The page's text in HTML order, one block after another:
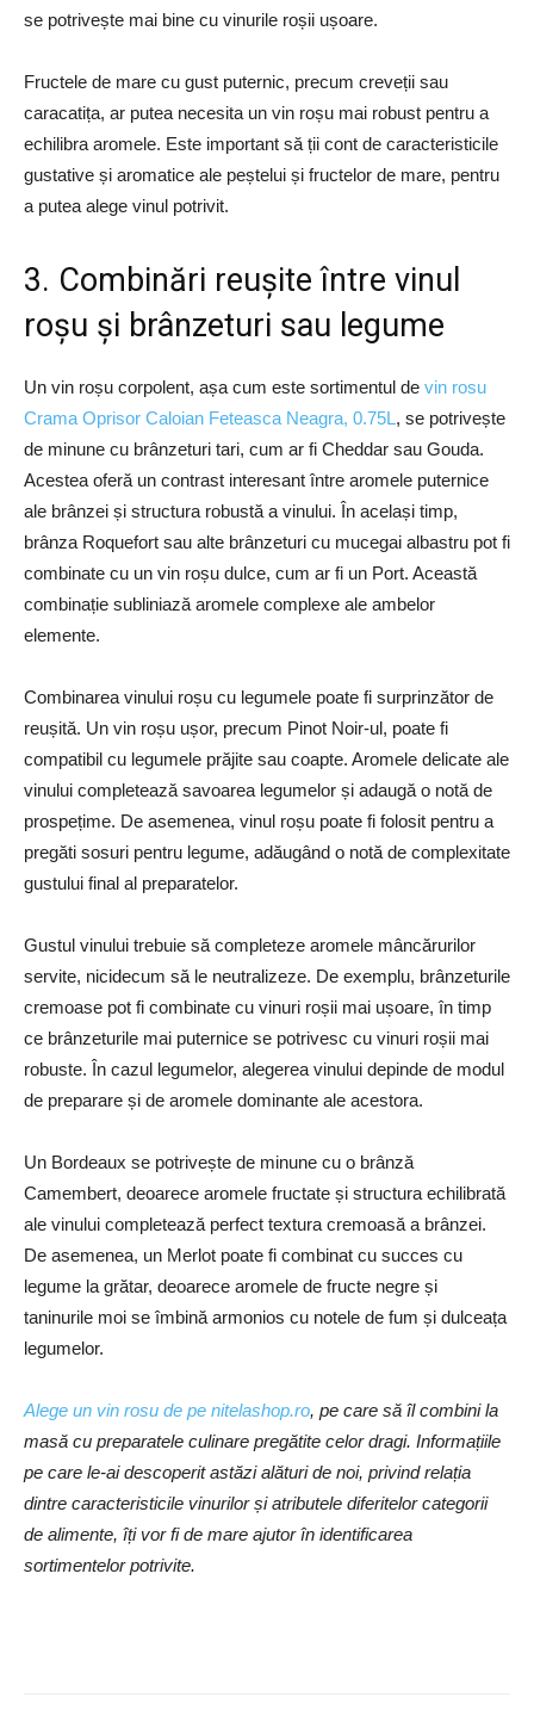
se potrivește mai bine cu vinurile roșii ușoare.
Fructele de mare cu gust puternic, precum creveții sau
caracatița, ar putea necesita un vin roșu mai robust pentru a
echilibra aromele. Este important să ții cont de caracteristicile
gustative și aromatice ale peștelui și fructelor de mare, pentru
a putea alege vinul potrivit.
3. Combinări reușite între vinul
roșu și brânzeturi sau legume
Un vin roșu corpolent, așa cum este sortimentul de vin rosu
Crama Oprisor Caloian Feteasca Neagra, 0.75L, se potrivește
de minune cu brânzeturi tari, cum ar fi Cheddar sau Gouda.
Acestea oferă un contrast interesant între aromele puternice
ale brânzei și structura robustă a vinului. În același timp,
brânza Roquefort sau alte brânzeturi cu mucegai albastru pot fi
combinate cu un vin roșu dulce, cum ar fi un Port. Această
combinație subliniază aromele complexe ale ambelor
elemente.
Combinarea vinului roșu cu legumele poate fi surprinzător de
reușită. Un vin roșu ușor, precum Pinot Noir-ul, poate fi
compatibil cu legumele prăjite sau coapte. Aromele delicate ale
vinului completează savoarea legumelor și adaugă o notă de
prospețime. De asemenea, vinul roșu poate fi folosit pentru a
pregăti sosuri pentru legume, adăugând o notă de complexitate
gustului final al preparatelor.
Gustul vinului trebuie să completeze aromele mâncărurilor
servite, nicidecum să le neutralizeze. De exemplu, brânzeturile
cremoase pot fi combinate cu vinuri roșii mai ușoare, în timp
ce brânzeturile mai puternice se potrivesc cu vinuri roșii mai
robuste. În cazul legumelor, alegerea vinului depinde de modul
de preparare și de aromele dominante ale acestora.
Un Bordeaux se potrivește de minune cu o brânză
Camembert, deoarece aromele fructate și structura echilibrată
ale vinului completează perfect textura cremoasă a brânzei.
De asemenea, un Merlot poate fi combinat cu succes cu
legume la grătar, deoarece aromele de fructe negre și
taninurile moi se îmbină armonios cu notele de fum și dulceața
legumelor.
Alege un vin rosu de pe nitelashop.ro, pe care să îl combini la
masă cu preparatele culinare pregătite celor dragi. Informațiile
pe care le-ai descoperit astăzi alături de noi, privind relația
dintre caracteristicile vinurilor și atributele diferitelor categorii
de alimente, îți vor fi de mare ajutor în identificarea
sortimentelor potrivite.